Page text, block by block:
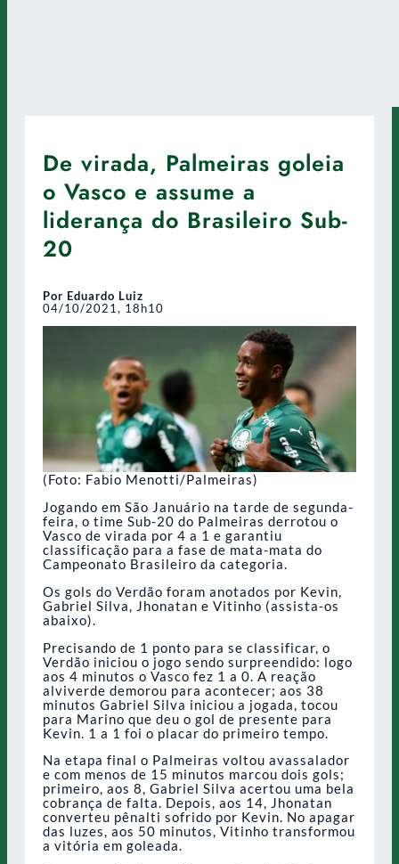
De virada, Palmeiras goleia
o Vasco e assume a
liderança do Brasileiro Sub-
20
Por Eduardo Luiz
04/10/2021, 18h10
(Foto: Fabio Menotti/Palmeiras)
Jogando em São Januário na tarde de segunda-
feira, o time Sub-20 do Palmeiras derrotou o
Vasco de virada por 4 a 1 e garantiu
classificação para a fase de mata-mata do
Campeonato Brasileiro da categoria.
Os gols do Verdão foram anotados por Kevin,
Gabriel Silva, Jhonatan e Vitinho (assista-os
abaixo).
Precisando de 1 ponto para se classificar, o
Verdão iniciou o jogo sendo surpreendido: logo
aos 4 minutos o Vasco fez 1 a 0. A reação
alviverde demorou para acontecer; aos 38
minutos Gabriel Silva iniciou a jogada, tocou
para Marino que deu o gol de presente para
Kevin. 1 a 1 foi o placar do primeiro tempo.
Na etapa final o Palmeiras voltou avassalador
e com menos de 15 minutos marcou dois gols;
primeiro, aos 8, Gabriel Silva acertou uma bela
cobrança de falta. Depois, aos 14, Jhonatan
converteu pênalti sofrido por Kevin. No apagar
das luzes, aos 50 minutos, Vitinho transformou
a vitória em goleada.